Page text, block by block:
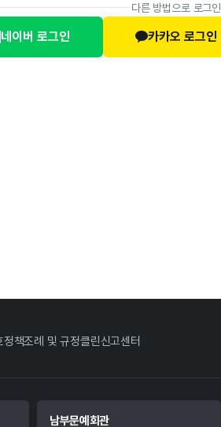
다른 방법으로 로그인
네이버 로그인 카카오 로그인
정책조례 및 규정클린신고센터
남부문예회관